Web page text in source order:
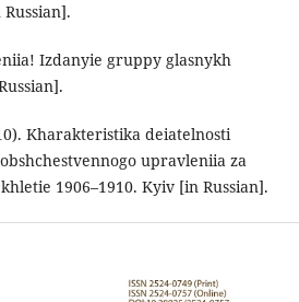
Izdanyie gruppy glasnykh
Kharakteristika deiatelnosti
upravleniia za
1906–1910. Kyiv [in Russian].